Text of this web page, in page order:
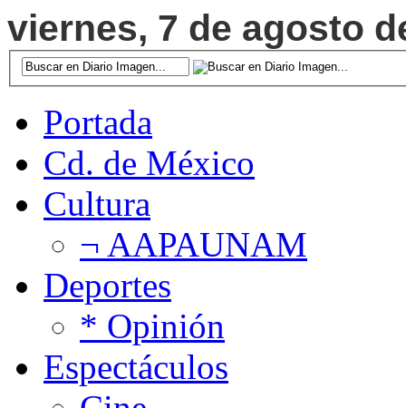
viernes, 7 de agosto
Portada
Cd. de México
Cultura
¬ AAPAUNAM
Deportes
* Opinión
Espectáculos